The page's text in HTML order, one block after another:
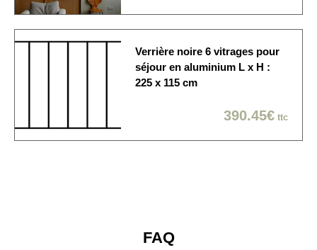
Verrière noire 6 vitrages pour
séjour en aluminium L x H :
225 x 115 cm
390.45€ ttc
FAQ